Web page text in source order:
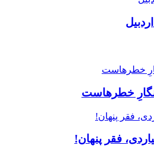
خطرهاست
فقر پنهان!